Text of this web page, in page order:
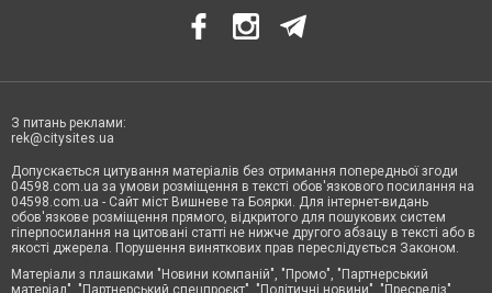
З питань реклами:
rek@citysites.ua
Допускається цитування матеріалів без отримання попередньої згоди
04598.com.ua за умови розміщення в тексті обов'язкового посилання на
04598.com.ua - Сайт міст Вишневе та Боярки. Для інтернет-видань
обов'язкове розміщення прямого, відкритого для пошукових систем
гіперпосилання на цитовані статті не нижче другого абзацу в тексті або в
якості джерела. Порушення виняткових прав переслідується Законом.
Матеріали з плашками "Новини компаній", "Промо", "Партнерський
матеріал", "Партнерський спецпроєкт", "Політичні новини", "Пресреліз",